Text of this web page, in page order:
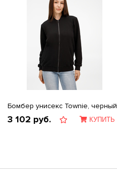
Бомбер унисекс Townie, черный
3 102 руб. КУПИТЬ